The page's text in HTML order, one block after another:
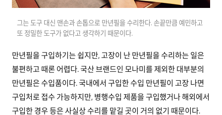
그는 도구 대신 맨손과 손톱으로 만년필을 수리한다. 손끝만큼 예민하고
또 정밀한 도구가 없다고 생각하기 때문이다.
만년필을 구입하기는 쉽지만, 고장이 난 만년필을 수리하는 일은
불편하고 때론 어렵다. 국산 브랜드인 모나미를 제외한 대부분의
만년필은 수입품이다. 국내에서 구입한 수입 만년필이 고장 나면
구입처로 접수 가능하지만, 병행수입 제품을 구입했거나 해외에서
구입한 경우 등은 사실상 수리를 맡길 곳이 거의 없기 때문이다.